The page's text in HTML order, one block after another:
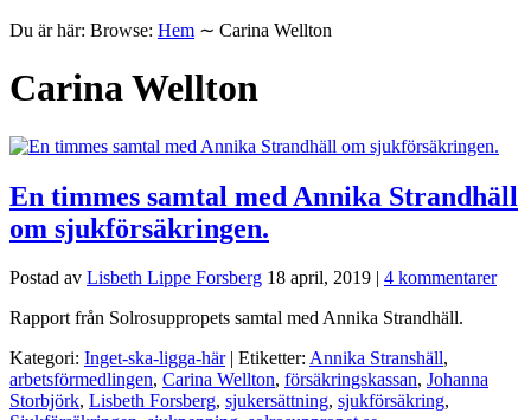
Du är här: Browse: Hem ∼ Carina Wellton
Carina Wellton
En timmes samtal med Annika Strandhäll
om sjukförsäkringen.
Postad av Lisbeth Lippe Forsberg 18 april, 2019
4 kommentarer
Rapport från Solrosuppropets samtal med Annika Strandhäll.
Kategori: Inget-ska-ligga-här | Etiketter: Annika Stranshäll,
arbetsförmedlingen, Carina Wellton, försäkringskassan, Johanna
Storbjörk, Lisbeth Forsberg, sjukersättning, sjukförsäkring,